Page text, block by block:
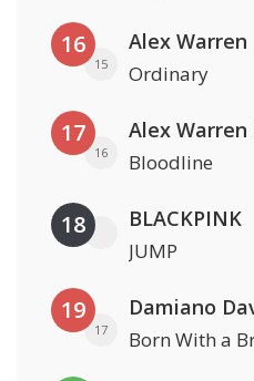
16
15
Alex Warren
Ordinary
17
16
Alex Warren
Bloodline
18 BLACKPINK
JUMP
19
17
Damiano
Born With a